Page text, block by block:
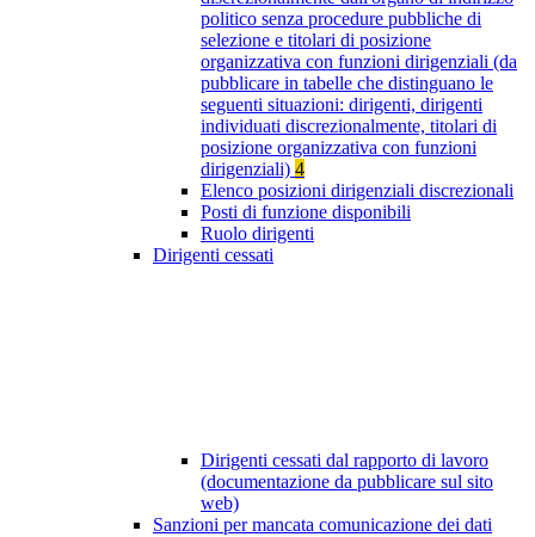
politico senza procedure pubbliche di
selezione e titolari di posizione
organizzativa con funzioni dirigenziali (da
pubblicare in tabelle che distinguano le
seguenti situazioni: dirigenti, dirigenti
individuati discrezionalmente, titolari di
posizione organizzativa con funzioni
dirigenziali) 4
Elenco posizioni dirigenziali discrezionali
Posti di funzione disponibili
Ruolo dirigenti
Dirigenti cessati
Dirigenti cessati dal rapporto di lavoro
(documentazione da pubblicare sul sito
web)
Sanzioni per mancata comunicazione dei dati